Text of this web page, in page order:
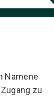
Namene
zu